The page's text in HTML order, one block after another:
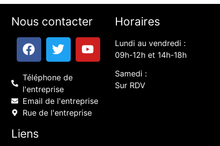
Nous contacter
Téléphone de
l'entreprise
Email de l'entreprise
Rue de l'entreprise
Horaires
Lundi au vendredi :
09h-12h et 14h-18h
Samedi :
Sur RDV
Liens